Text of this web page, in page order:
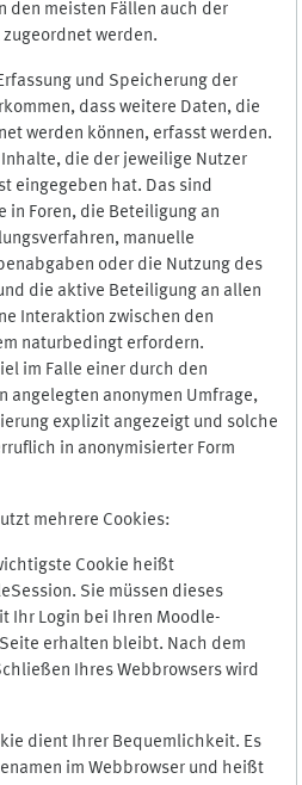
den meisten Fällen auch der
werden.
und Speicherung der
dass weitere Daten, die
werden können, erfasst werden.
die der jeweilige Nutzer
eingegeben hat. Das sind
in Foren, die Beteiligung an
manuelle
oder die Nutzung des
die aktive Beteiligung an allen
Interaktion zwischen den
naturbedingt erfordern.
im Falle einer durch den
angelegten anonymen Umfrage,
explizit angezeigt und solche
in anonymisierter Form
mehrere Cookies:
Cookie heißt
Sie müssen dieses
Ihr Login bei Ihren Moodle-
erhalten bleibt. Nach dem
Ihres Webbrowsers wird
dient Ihrer Bequemlichkeit. Es
im Webbrowser und heißt